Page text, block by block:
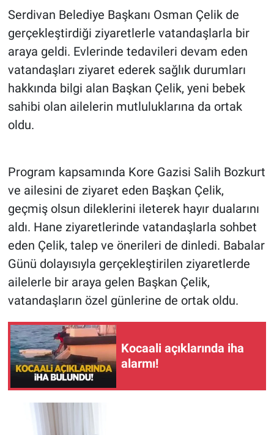
Serdivan Belediye Başkanı Osman Çelik de
gerçekleştirdiği ziyaretlerle vatandaşlarla bir
araya geldi. Evlerinde tedavileri devam eden
vatandaşları ziyaret ederek sağlık durumları
hakkında bilgi alan Başkan Çelik, yeni bebek
sahibi olan ailelerin mutluluklarına da ortak
oldu.
Program kapsamında Kore Gazisi Salih Bozkurt
ve ailesini de ziyaret eden Başkan Çelik,
geçmiş olsun dileklerini ileterek hayır dualarını
aldı. Hane ziyaretlerinde vatandaşlarla sohbet
eden Çelik, talep ve önerileri de dinledi. Babalar
Günü dolayısıyla gerçekleştirilen ziyaretlerde
ailelerle bir araya gelen Başkan Çelik,
vatandaşların özel günlerine de ortak oldu.
Kocaali açıklarında iha
alarmı!